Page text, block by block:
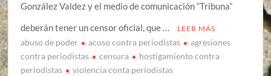
González Valdez y el medio de comunicación “Tribuna”
deberán tener un censor oficial, que …
LEER MÁS
abuso de poder acoso contra periodistas
agresiones
contra periodistas
censura
hostigamiento contra
periodistas
violencia conta periodistas